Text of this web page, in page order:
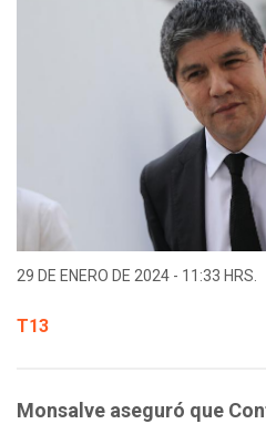
29 DE ENERO DE 2024 - 11:33 HRS.
T13
Monsalve aseguró que